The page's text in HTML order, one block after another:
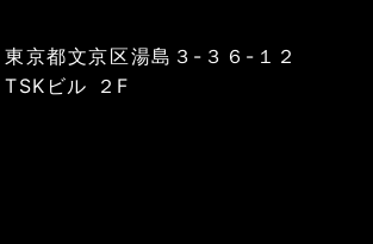
東京都文京区湯島３-３６-１２
TSKビル ２F